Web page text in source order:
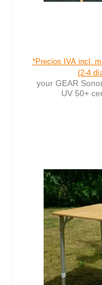
*Precios IVA incl.
(2-4
your GEAR
UV 50+